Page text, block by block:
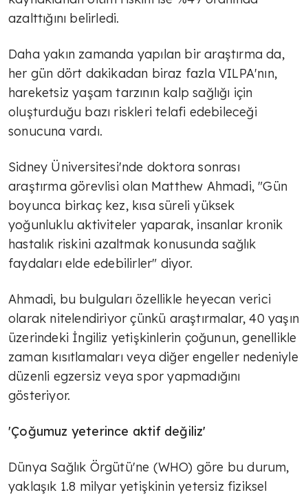
azalttığını belirledi.
Daha yakın zamanda yapılan bir araştırma da,
her gün dört dakikadan biraz fazla VILPA'nın,
hareketsiz yaşam tarzının kalp sağlığı için
oluşturduğu bazı riskleri telafi edebileceği
sonucuna vardı.
Sidney Üniversitesi'nde doktora sonrası
araştırma görevlisi olan Matthew Ahmadi, "Gün
boyunca birkaç kez, kısa süreli yüksek
yoğunluklu aktiviteler yaparak, insanlar kronik
hastalık riskini azaltmak konusunda sağlık
faydaları elde edebilirler" diyor.
Ahmadi, bu bulguları özellikle heyecan verici
olarak nitelendiriyor çünkü araştırmalar, 40 yaşın
üzerindeki İngiliz yetişkinlerin çoğunun, genellikle
zaman kısıtlamaları veya diğer engeller nedeniyle
düzenli egzersiz veya spor yapmadığını
gösteriyor.
'Çoğumuz yeterince aktif değiliz'
Dünya Sağlık Örgütü'ne (WHO) göre bu durum,
yaklaşık 1.8 milyar yetişkinin yetersiz fiziksel